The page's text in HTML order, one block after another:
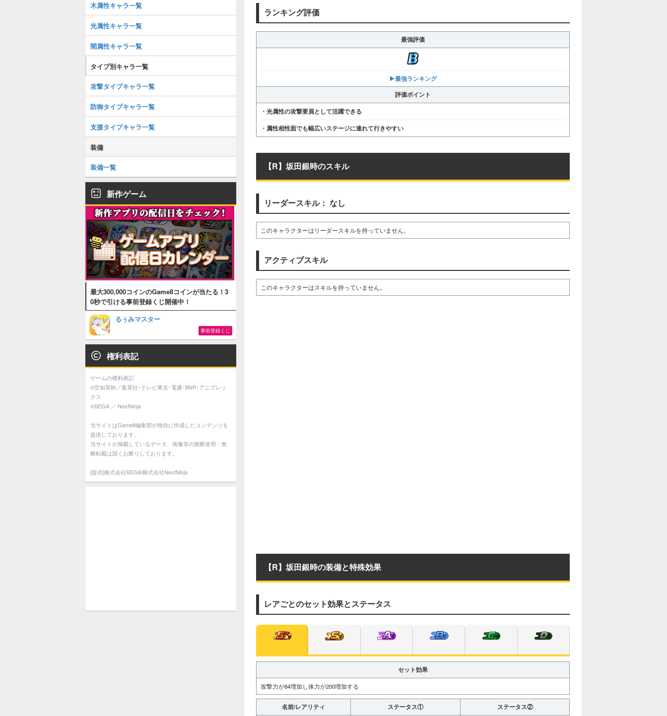
ランキング評価
最強評価
▶︎最強ランキング
評価ポイント
・光属性の攻撃要員として活躍できる
・属性相性面でも幅広いステージに連れて行きやすい
【R】坂田銀時のスキル
リーダースキル： なし
このキャラクターはリーダースキルを持っていません。
アクティブスキル
このキャラクターはスキルを持っていません。
【R】坂田銀時の装備と特殊効果
レアごとのセット効果とステータス
セット効果
攻撃力が84増加し体力が200増加する
名前/レアリティ ステータス① ステータス②
木属性キャラ一覧
光属性キャラ一覧
闇属性キャラ一覧
タイプ別キャラ一覧
攻撃タイプキャラ一覧
防御タイプキャラ一覧
支援タイプキャラ一覧
装備
装備一覧
新作ゲーム
最大300,000コインのGame8コインが当たる！3
0秒で引ける事前登録くじ開催中！
るぅみマスター
事前登録くじ
権利表記
ゲームの権利表記
©空知英秋／集英社･テレビ東京･電通･BNP･アニプレッ
クス
©SEGA ／ NextNinja
当サイトはGame8編集部が独自に作成したコンテンツを
提供しております。
当サイトが掲載しているデータ、画像等の無断使用・無
断転載は固くお断りしております。
[提供]株式会社SEGA/株式会社NextNinja